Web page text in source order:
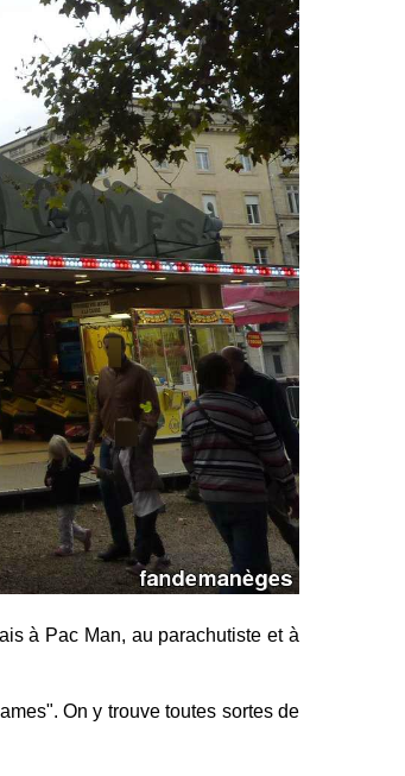
à Pac Man, au parachutiste et à
On y trouve toutes sortes de